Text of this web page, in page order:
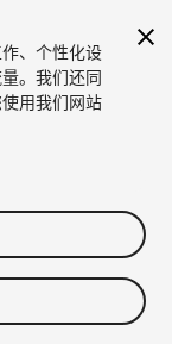
、个性化设
。我们还同
用我们网站